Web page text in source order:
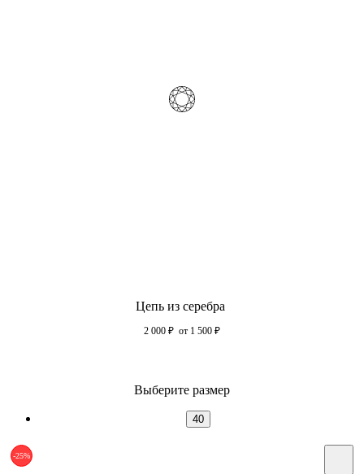
Цепь из серебра
2 000 ₽ от 1 500 ₽
Выберите размер
40
-25%